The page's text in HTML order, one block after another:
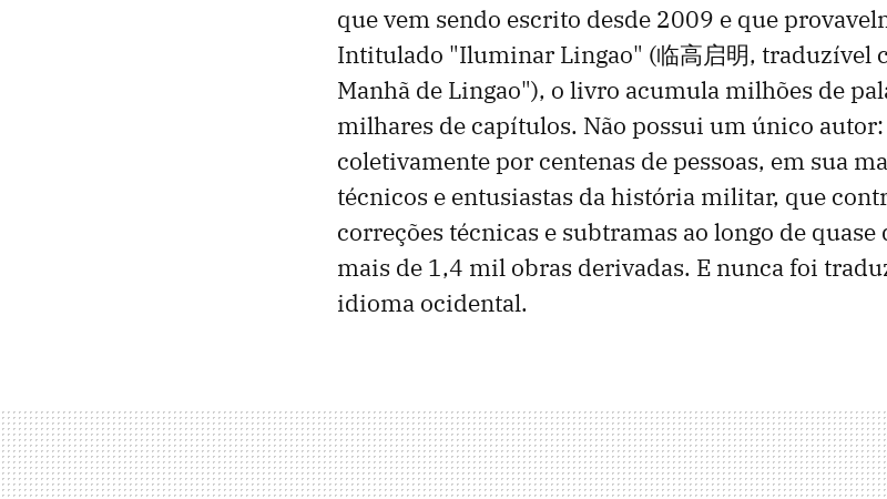
que vem sendo escrito desde 2009 e que
Intitulado "Iluminar Lingao" (临高启明, traduzível
Manhã de Lingao"), o livro acumula milhões de
milhares de capítulos. Não possui um único
coletivamente por centenas de pessoas, em sua
técnicos e entusiastas da história militar, que
correções técnicas e subtramas ao longo de quase
mais de 1,4 mil obras derivadas. E nunca foi
idioma ocidental.